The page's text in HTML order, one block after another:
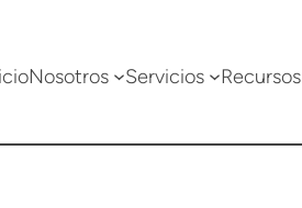
Nosotros Servicios Recursos